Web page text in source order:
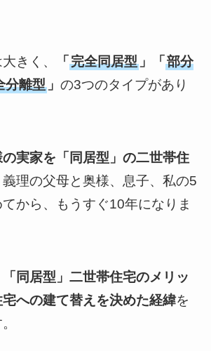
きく、 「 完全同居型」「 部分
分離型」 の3つのタイプがあり
実家を「同居型」の二世帯住
義理の父母と奥様、息子、私の5
から、もうすぐ10年になりま
「同居型」二世帯住宅のメリッ
への建て替えを決めた経緯を